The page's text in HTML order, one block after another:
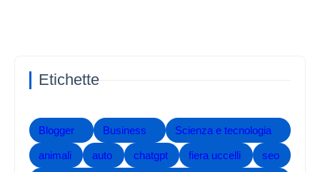
Etichette
Blogger Business Scienza e tecnologia
animali auto chatgpt fiera uccelli seo